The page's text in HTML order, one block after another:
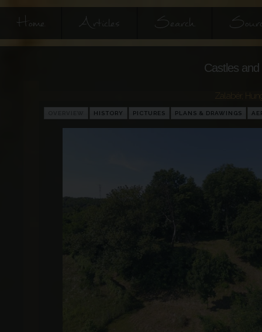
Home Articles Search
Castles
Zalabér
HISTORY PICTURES PLANS & DRAWINGS